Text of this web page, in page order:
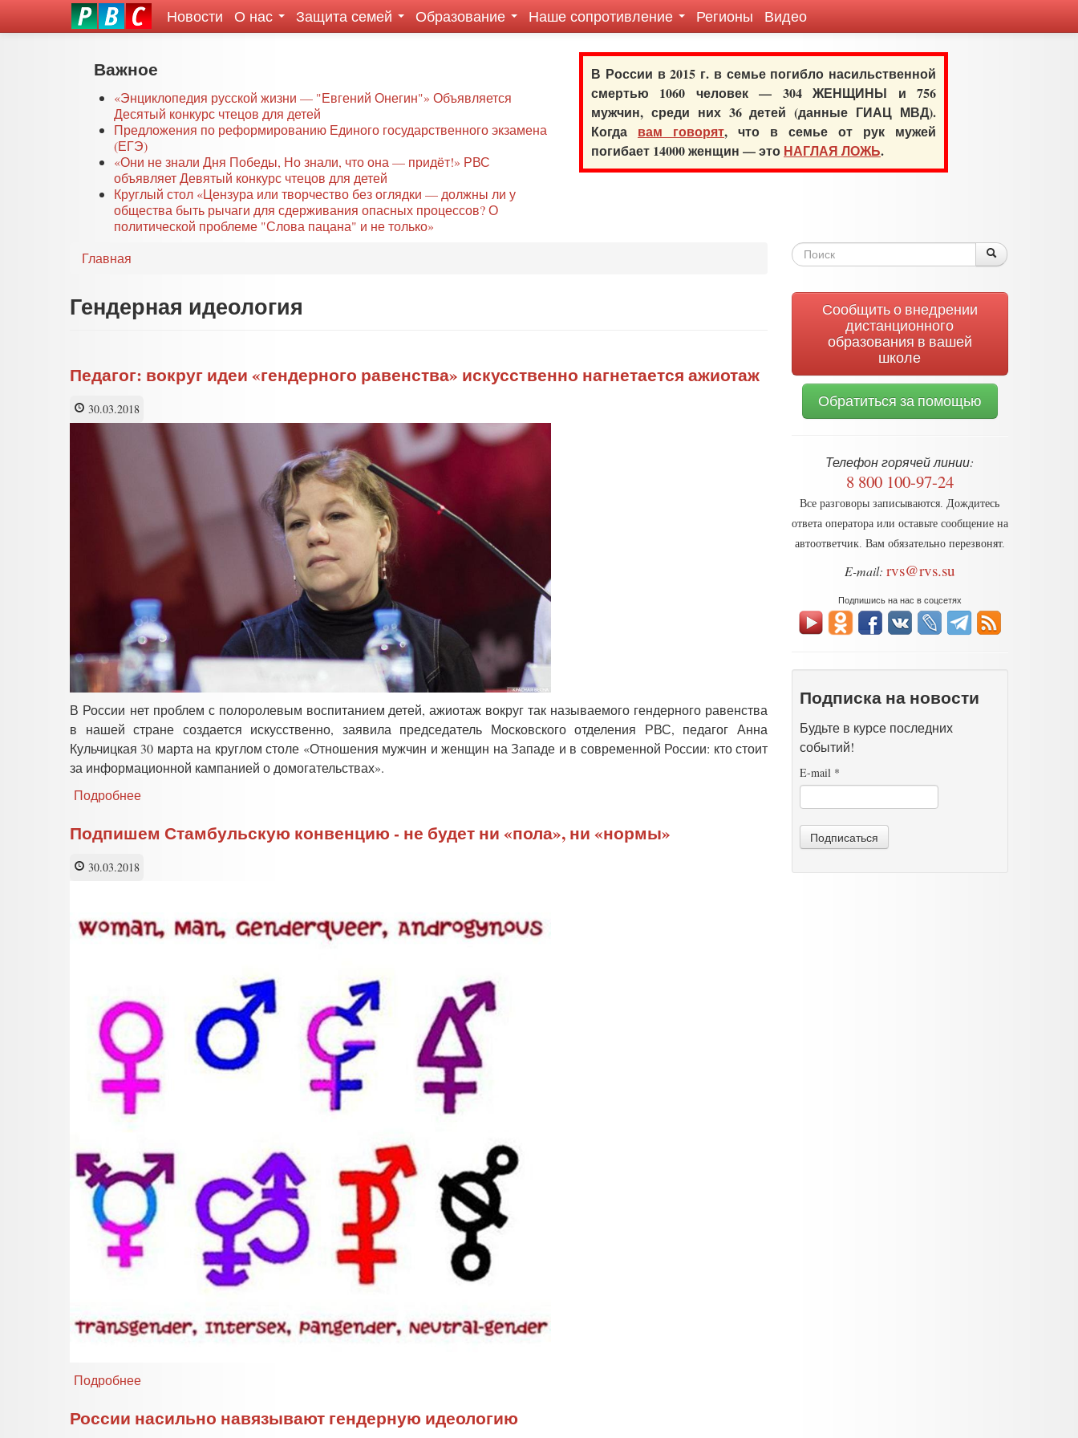
Новости О нас Защита семей Образование Наше сопротивление Регионы Видео
Важное
«Энциклопедия русской жизни — "Евгений Онегин"» Объявляется
Десятый конкурс чтецов для детей
Предложения по реформированию Единого государственного экзамена
(ЕГЭ)
«Они не знали Дня Победы, Но знали, что она — придёт!» РВС
объявляет Девятый конкурс чтецов для детей
Круглый стол «Цензура или творчество без оглядки — должны ли у
общества быть рычаги для сдерживания опасных процессов? О
политической проблеме "Слова пацана" и не только»
В России в 2015 г. в семье погибло насильственной
смертью 1060 человек — 304 ЖЕНЩИНЫ и 756
мужчин, среди них 36 детей (данные ГИАЦ МВД).
Когда вам говорят, что в семье от рук мужей
погибает 14000 женщин — это НАГЛАЯ ЛОЖЬ.
Главная
Гендерная идеология
Педагог: вокруг идеи «гендерного равенства» искусственно нагнетается ажиотаж
30.03.2018
В России нет проблем с полоролевым воспитанием детей, ажиотаж вокруг так называемого гендерного равенства
в нашей стране создается искусственно, заявила председатель Московского отделения РВС, педагог Анна
Кульчицкая 30 марта на круглом столе «Отношения мужчин и женщин на Западе и в современной России: кто стоит
за информационной кампанией о домогательствах».
Подробнее
вокруг
идеи
ажиотаж
Подпишем Стамбульскую конвенцию - не будет ни «пола», ни «нормы»
30.03.2018
Подробнее
Стамбульскую
конвенцию
России насильно навязывают гендерную идеологию
Форма
Поиск
Сообщить о внедрении
дистанционного
образования в вашей
школе
Обратиться за помощью
Телефон горячей линии:
8 800 100-97-24
Все разговоры записываются. Дождитесь
ответа оператора или оставьте сообщение на
автоответчик. Вам обязательно перезвонят.
E-mail: rvs@rvs.su
Подпишись на нас в соцсетях
Подписка на новости
Будьте в курсе последних
событий!
E-mail *
Подписаться